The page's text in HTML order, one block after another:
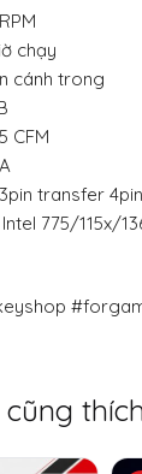
chạy
cánh trong
CFM
transfer 4pin
775/115x/